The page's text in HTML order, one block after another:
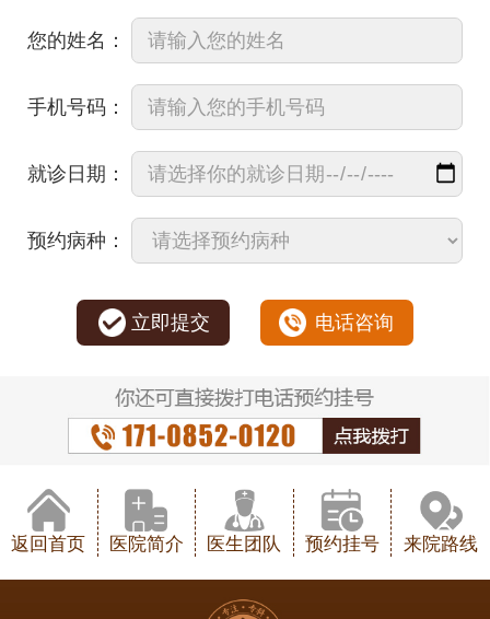
您的姓名：
手机号码：
就诊日期：
预约病种：
立即提交 电话咨询
返回首页 医院简介 医生团队 预约挂号 来院路线